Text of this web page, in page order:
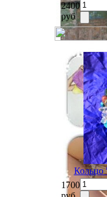
2400
руб
1700